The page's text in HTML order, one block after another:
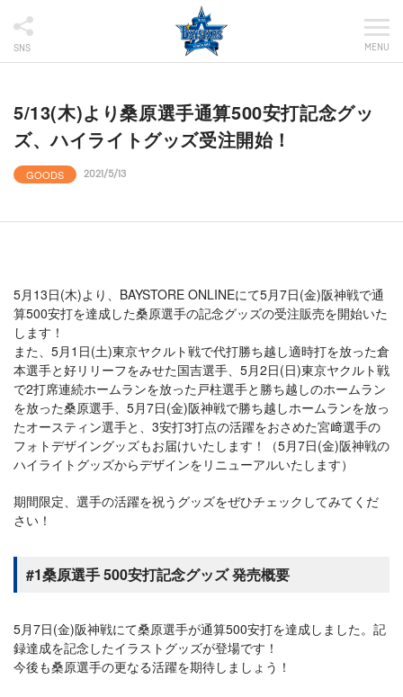
SNS MENU
5/13(木)より桑原選手通算500安打記念グッ
ズ、ハイライトグッズ受注開始！
GOODS 2021/5/13
5月13日(木)より、BAYSTORE ONLINEにて5月7日(金)阪神戦で通
算500安打を達成した桑原選手の記念グッズの受注販売を開始いた
します！
また、5月1日(土)東京ヤクルト戦で代打勝ち越し適時打を放った倉
本選手と好リリーフをみせた国吉選手、5月2日(日)東京ヤクルト戦
で2打席連続ホームランを放った戸柱選手と勝ち越しのホームラン
を放った桑原選手、5月7日(金)阪神戦で勝ち越しホームランを放っ
たオースティン選手と、3安打3打点の活躍をおさめた宮﨑選手の
フォトデザイングッズもお届けいたします！（5月7日(金)阪神戦の
ハイライトグッズからデザインをリニューアルいたします）
期間限定、選手の活躍を祝うグッズをぜひチェックしてみてくだ
さい！
#1桑原選手 500安打記念グッズ 発売概要
5月7日(金)阪神戦にて桑原選手が通算500安打を達成しました。記
録達成を記念したイラストグッズが登場です！
今後も桑原選手の更なる活躍を期待しましょう！